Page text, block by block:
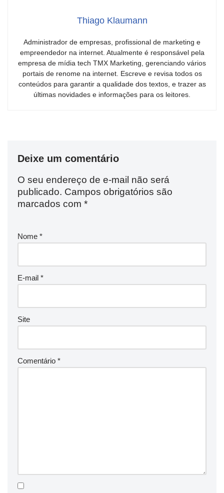
Thiago Klaumann
Administrador de empresas, profissional de marketing e
empreendedor na internet. Atualmente é responsável pela
empresa de mídia tech TMX Marketing, gerenciando vários
portais de renome na internet. Escreve e revisa todos os
conteúdos para garantir a qualidade dos textos, e trazer as
últimas novidades e informações para os leitores.
Deixe um comentário
O seu endereço de e-mail não será
publicado. Campos obrigatórios são
marcados com *
Nome *
E-mail *
Site
Comentário *